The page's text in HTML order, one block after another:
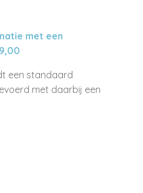
met een
een standaard
met daarbij een